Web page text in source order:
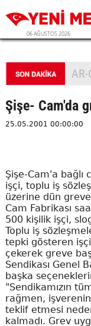
06 AĞUSTOS 2026
Şişe- Cam'da
25.05.2001 00:00:00
Şişe-Cam'a bağlı
işçi, toplu iş
üzerine dün greve
Cam Fabrikası
500 kişilik işçi,
Toplu iş
tepki gösteren
çekerek greve
Sendikası Genel
başka
"Sendikamızın
rağmen,
teklif etmesi
kalmadı. Grev